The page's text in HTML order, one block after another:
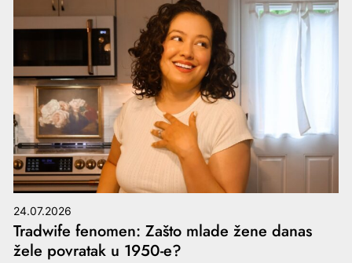
24.07.2026
Tradwife fenomen: Zašto mlade žene danas
žele povratak u 1950-e?